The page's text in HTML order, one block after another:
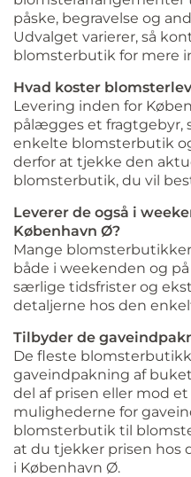
påske, begravelse og
Udvalget varierer, så
blomsterbutik for mere
Hvad koster
Levering inden for
pålægges et fragtgebyr,
enkelte blomsterbutik
derfor at tjekke den
blomsterbutik, du vil
Leverer de også i
København Ø?
Mange
både i weekenden og
særlige tidsfrister og
detaljerne hos den
Tilbyder de
De fleste
gaveindpakning af
del af prisen eller mod
mulighederne for
blomsterbutik til
at du tjekker prisen
i København Ø.